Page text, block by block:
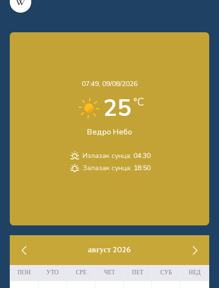
07:49, 09/08/2026
25 °C
Ведро Небо
Излазак сунца: 04:30
Залазак сунца: 18:50
август 2026
ПОН УТО СРЕ ЧЕТ ПЕТ СУБ НЕД